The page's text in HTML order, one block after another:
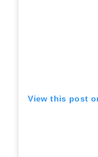
View this post